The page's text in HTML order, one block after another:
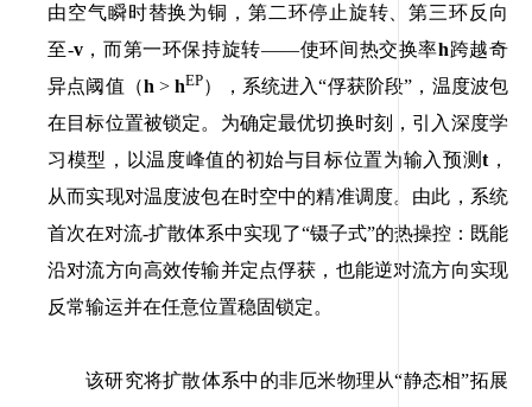
由空气瞬时替换为铜，第二环停止旋转、第三环反向
至-v，而第一环保持旋转——使环间热交换率h跨越奇
异点阈值（h >hEP），系统进入“俘获阶段”，温度波包
在目标位置被锁定。为确定最优切换时刻，引入深度学
习模型，以温度峰值的初始与目标位置为输入预测t ，
从而实现对温度波包在时空中的精准调度。由此，系统
首次在对流-扩散体系中实现了“镊子式”的热操控：既能
沿对流方向高效传输并定点俘获，也能逆对流方向实现
反常输运并在任意位置稳固锁定。
该研究将扩散体系中的非厄米物理从“静态相”拓展